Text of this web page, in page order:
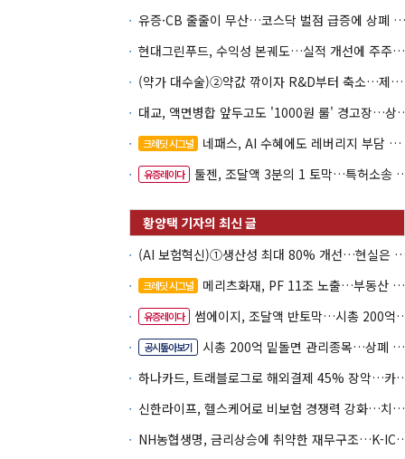
유증·CB 줄줄이 무산…코스닥 벌점 급증에 상폐 압박
현대그린푸드, 수익성 본궤도…실적 개선에 주주환원까지
(약가 대수술)②약값 깎이자 R&D부터 축소…제약업계 비상경영 돌입
대교, 액면병합 앞두고
크레딧 시그널 네패스, AI 수혜에도 레버리지 부담 여전
유증레이다 툴젠, 조달액 3분의 1 토막…특허소송 비용부터 챙긴다
(AI 보험혁신)①생산성 최대 80%
크레딧 시그널 메리츠화재, PF 11조 노출…부동산 사업성 저하 우려
유증레이다 썸에이지, 조달액 반토막…시총 200억 못 넘으면 철회
공시톺아보기
시총 200억 밑돌면 관리종목…상폐 피하려면
하나카드, 트래블로그로 해
신한라이프, 헬스케어로 비보험 경쟁력 강화…치매·간병 공략
NH농협생명, 금리상승에 취